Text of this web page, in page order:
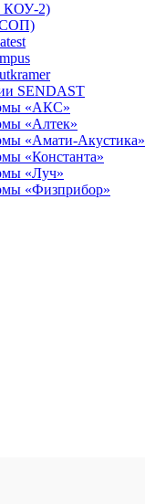
КОУ-2)
SENDAST
«АКС»
«Алтек»
«Амати-Акустика»
«Константа»
«Луч»
«Физприбор»